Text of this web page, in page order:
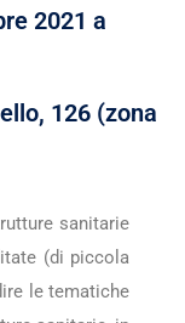
2021 a
126 (zona
sanitarie
(di piccola
le tematiche